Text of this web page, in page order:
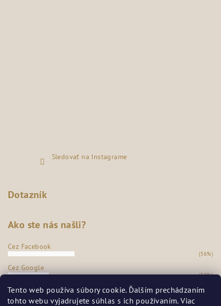
Tento web používa súbory cookie. Ďalším prechádzaním
tohto webu vyjadrujete súhlas s ich používaním. Viac
Sledovať na Instagrame
Dotazník
Ako ste nás našli?
Cez Facebook
(36%)
Cez Google
(22%)
Z našej predajne